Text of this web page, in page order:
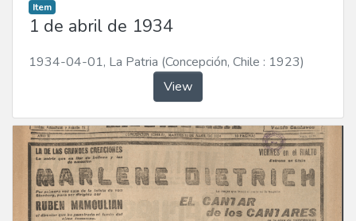
Item
1 de abril de 1934
1934-04-01, La Patria (Concepción, Chile : 1923)
View